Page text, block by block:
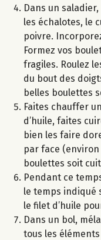
Dans un
les échalotes, le
poivre.
Formez vos
fragiles. Roulez
du bout des
belles boulettes
Faites chauffer
d’huile, faites
bien les faire
par face (environ
boulettes soit
Pendant ce
le temps indiqué
le filet d’huile
Dans un bol,
tous les